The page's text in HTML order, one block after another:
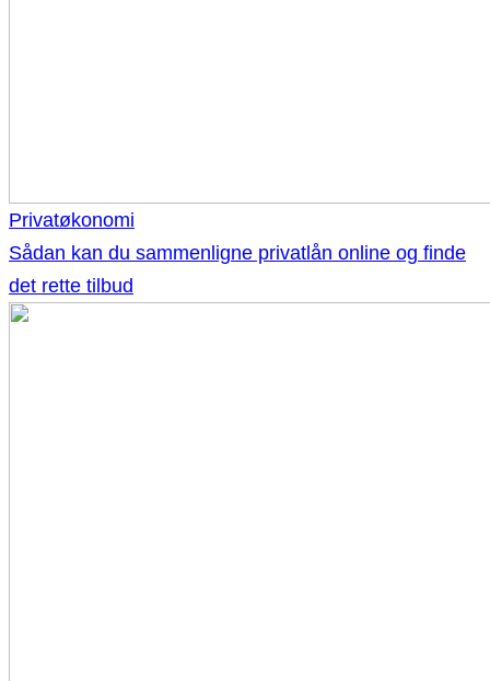
Privatøkonomi
Sådan kan du sammenligne privatlån online og finde
det rette tilbud